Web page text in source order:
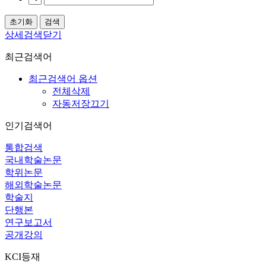
상세검색닫기
최근검색어
최근검색어 옵션
전체삭제
자동저장끄기
인기검색어
통합검색
국내학술논문
학위논문
해외학술논문
학술지
단행본
연구보고서
공개강의
KCI등재